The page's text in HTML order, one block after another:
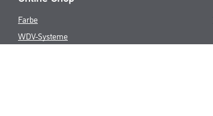
Farbe
WDV-Systeme